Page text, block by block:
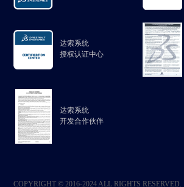
达索系统
授权认证中心
达索系统
开发合作伙伴
COPYRIGHT © 2016-2024 ALL RIGHTS RESERVED.